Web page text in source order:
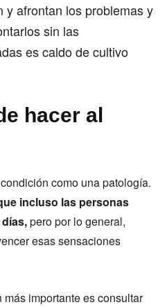
y afrontan los problemas y
sin las
es caldo de cultivo
hacer al
como una patología.
incluso las personas
pero por lo general,
esas sensaciones
importante es consultar